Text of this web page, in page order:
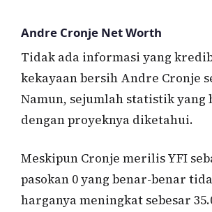
Andre Cronje Net Worth
Tidak ada informasi yang
kekayaan bersih Andre Cronje
Namun, sejumlah statistik yang
dengan proyeknya diketahui.
Meskipun Cronje merilis YFI
pasokan 0 yang benar-benar
harganya meningkat sebesar